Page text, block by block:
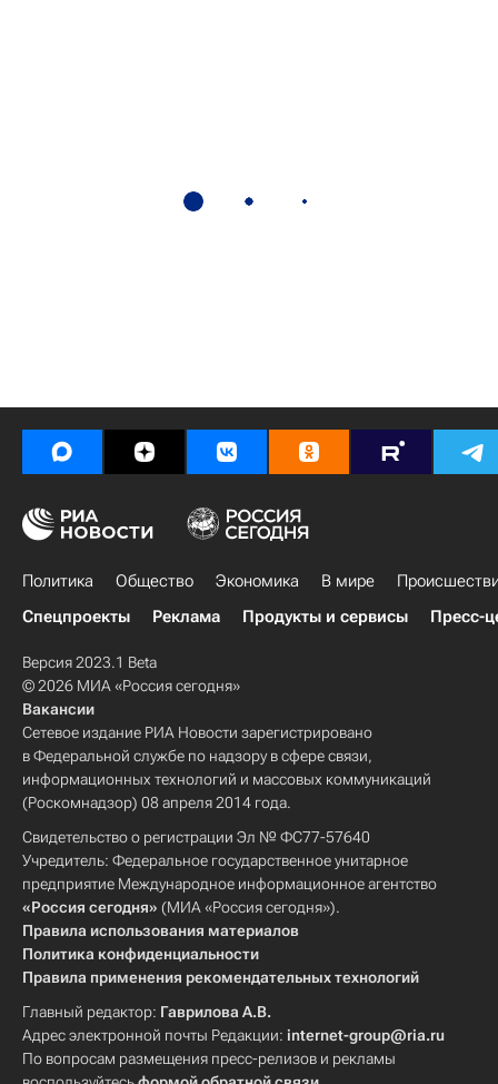
Политика Общество Экономика В мире
Спецпроекты
Реклама Продукты и сервисы Пресс-
Версия 2023.1 Beta
© 2026 МИА «Россия сегодня»
Вакансии
Сетевое издание РИА Новости зарегистрировано
в Федеральной службе по надзору в сфере связи,
информационных технологий и массовых коммуникаций
(Роскомнадзор) 08 апреля 2014 года.
Свидетельство о регистрации Эл № ФС77-57640
Учредитель: Федеральное государственное унитарное
предприятие Международное информационное агентство
«Россия сегодня» (МИА «Россия сегодня»).
Правила использования материалов
Политика конфиденциальности
Правила применения рекомендательных технологий
Главный редактор: Гаврилова А.В.
Адрес электронной почты Редакции: internet-group@ria.ru
По вопросам размещения пресс-релизов и рекламы